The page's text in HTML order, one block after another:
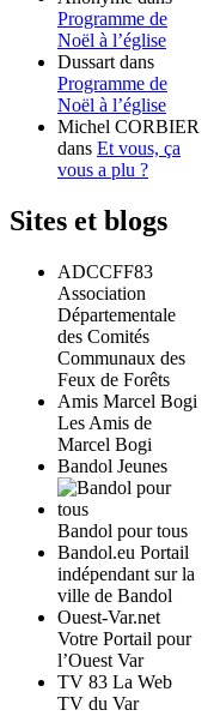
Programme de
Noël à l’église
Dussart dans
Programme de
Noël à l’église
Michel CORBIER
dans Et vous, ça
vous a plu ?
Sites et blogs
ADCCFF83
Association
Départementale
des Comités
Communaux des
Feux de Forêts
Amis Marcel Bogi
Les Amis de
Marcel Bogi
Bandol Jeunes
Bandol pour tous
Bandol.eu Portail
indépendant sur la
ville de Bandol
Ouest-Var.net
Votre Portail pour
l’Ouest Var
TV 83 La Web
TV du Var